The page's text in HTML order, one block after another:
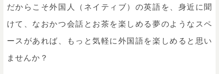
だからこそ外国人（ネイティブ）の英語を、身近に聞
けて、なおかつ会話とお茶を楽しめる夢のようなスペ
ースがあれば、もっと気軽に外国語を楽しめると思い
ませんか？